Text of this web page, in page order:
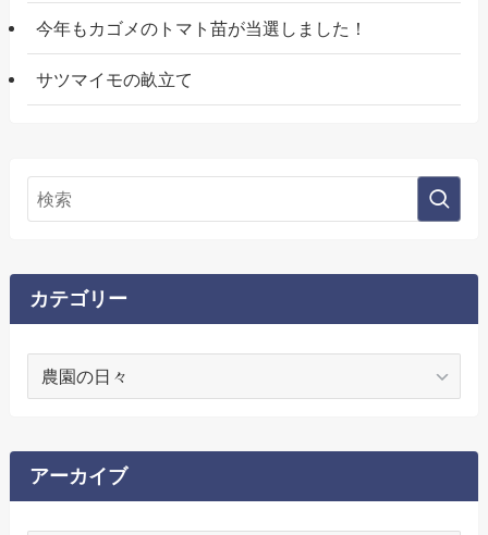
今年もカゴメのトマト苗が当選しました！
サツマイモの畝立て
カテゴリー
リ
ー
アーカイブ